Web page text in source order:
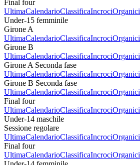
Final four
UltimaCalendarioClassificaIncrociOrganici
Under-15 femminile
Girone A
UltimaCalendarioClassificaIncrociOrganici
Girone B
UltimaCalendarioClassificaIncrociOrganici
Girone A Seconda fase
UltimaCalendarioClassificaIncrociOrganici
Girone B Seconda fase
UltimaCalendarioClassificaIncrociOrganici
Final four
UltimaCalendarioClassificaIncrociOrganici
Under-14 maschile
Sessione regolare
UltimaCalendarioClassificaIncrociOrganici
Final four
UltimaCalendarioClassificaIncrociOrganici